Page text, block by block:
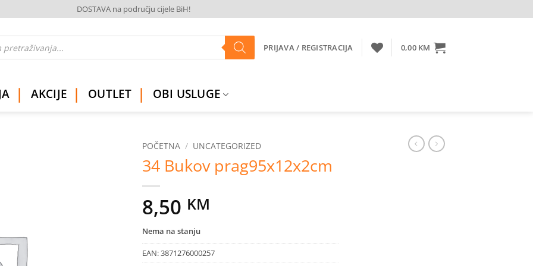
DOSTAVA na području cijele BiH!
PRIJAVA / REGISTRACIJA 0,00 KM
AKCIJE OUTLET OBI USLUGE
POČETNA / UNCATEGORIZED
34 Bukov prag95x12x2cm
8,50 KM
Nema na stanju
EAN:3871276000257